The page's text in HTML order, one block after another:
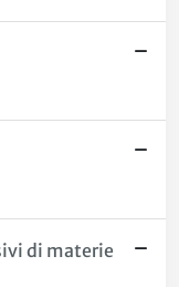
di materie